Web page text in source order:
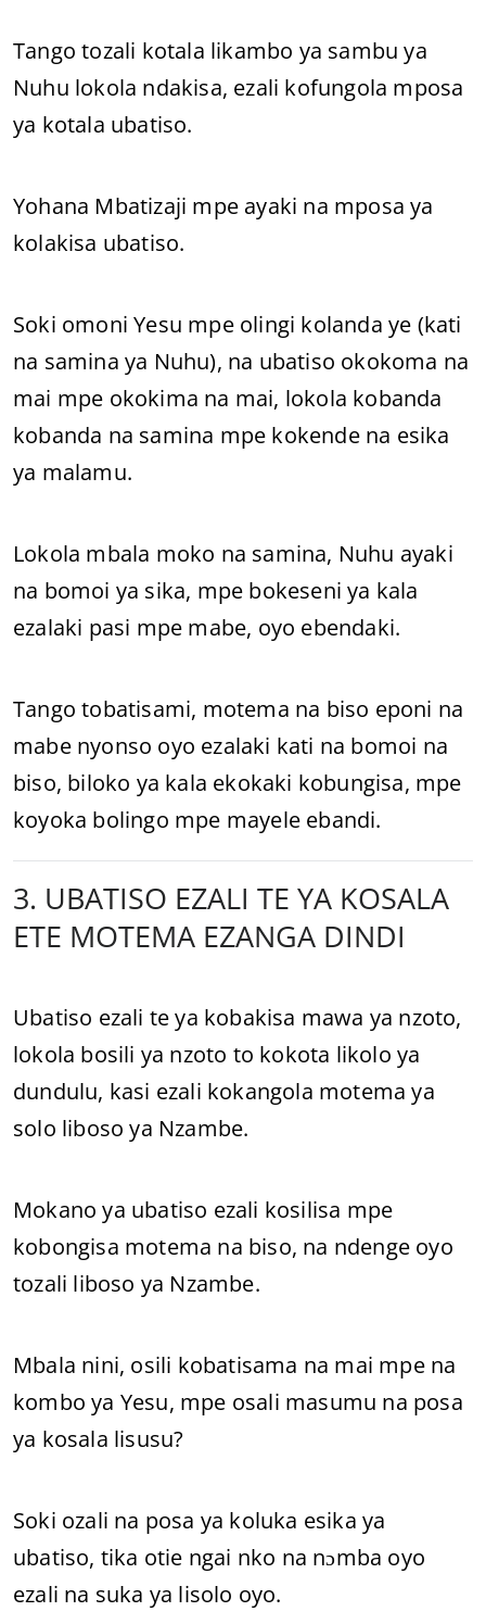
Tango tozali kotala likambo ya sambu ya
Nuhu lokola ndakisa, ezali kofungola mposa
ya kotala ubatiso.
Yohana Mbatizaji mpe ayaki na mposa ya
kolakisa ubatiso.
Soki omoni Yesu mpe olingi kolanda ye (kati
na samina ya Nuhu), na ubatiso okokoma na
mai mpe okokima na mai, lokola kobanda
kobanda na samina mpe kokende na esika
ya malamu.
Lokola mbala moko na samina, Nuhu ayaki
na bomoi ya sika, mpe bokeseni ya kala
ezalaki pasi mpe mabe, oyo ebendaki.
Tango tobatisami, motema na biso eponi na
mabe nyonso oyo ezalaki kati na bomoi na
biso, biloko ya kala ekokaki kobungisa, mpe
koyoka bolingo mpe mayele ebandi.
3. UBATISO EZALI TE YA KOSALA
ETE MOTEMA EZANGA DINDI
Ubatiso ezali te ya kobakisa mawa ya nzoto,
lokola bosili ya nzoto to kokota likolo ya
dundulu, kasi ezali kokangola motema ya
solo liboso ya Nzambe.
Mokano ya ubatiso ezali kosilisa mpe
kobongisa motema na biso, na ndenge oyo
tozali liboso ya Nzambe.
Mbala nini, osili kobatisama na mai mpe na
kombo ya Yesu, mpe osali masumu na posa
ya kosala lisusu?
Soki ozali na posa ya koluka esika ya
ubatiso, tika otie ngai nko na nɔmba oyo
ezali na suka ya lisolo oyo.